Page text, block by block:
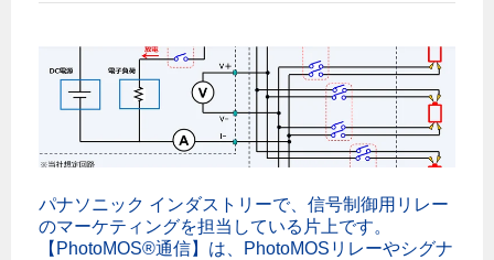
パナソニック インダストリーで、信号制御用リレー
のマーケティングを担当している片上です。
【PhotoMOS®通信】は、PhotoMOSリレーやシグナ